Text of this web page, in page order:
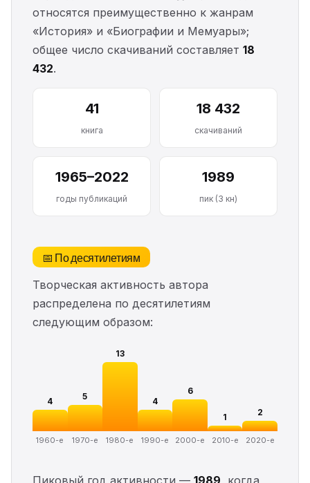
относятся преимущественно к жанрам
«История» и «Биографии и Мемуары»;
общее число скачиваний составляет 18
432.
41
книга
18 432
скачиваний
1965–2022
годы публикаций
1989
пик (3 кн)
📅 По десятилетиям
Творческая активность автора
распределена по десятилетиям
следующим образом:
4
1960-е
5
1970-е
13
1980-е
4
1990-е
6
2000-е
1
2010-е
2
2020-е
Пиковый год активности — 1989 , когда